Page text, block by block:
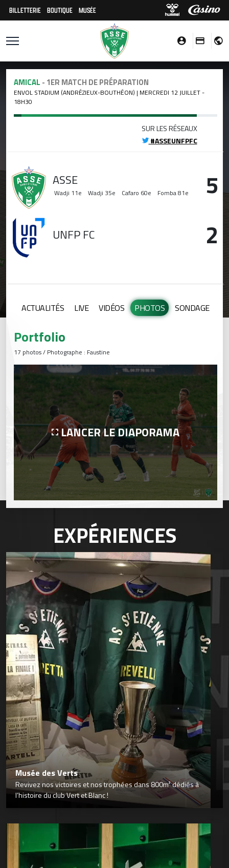
BILLETTERIE BOUTIQUE MUSÉE
AMICAL - 1ER MATCH DE PRÉPARATION
ENVOL STADIUM (ANDRÉZIEUX-BOUTHÉON) | MERCREDI 12 JUILLET -
18H30
SUR LES RÉSEAUX
#ASSEUNFPFC
ASSE
Wadji 11e Wadji 35e Cafaro 60e Fomba81e 5
UNFP FC 2
ACTUALITÉS LIVE VIDÉOS PHOTOS SONDAGE
Portfolio
17 photos / Photographe : Faustine
LANCER LE DIAPORAMA
EXPÉRIENCES
Musée des Verts
Revivez nos victoires et nos trophées dans 800m² dédiés à
l’histoire du club Vert et Blanc !